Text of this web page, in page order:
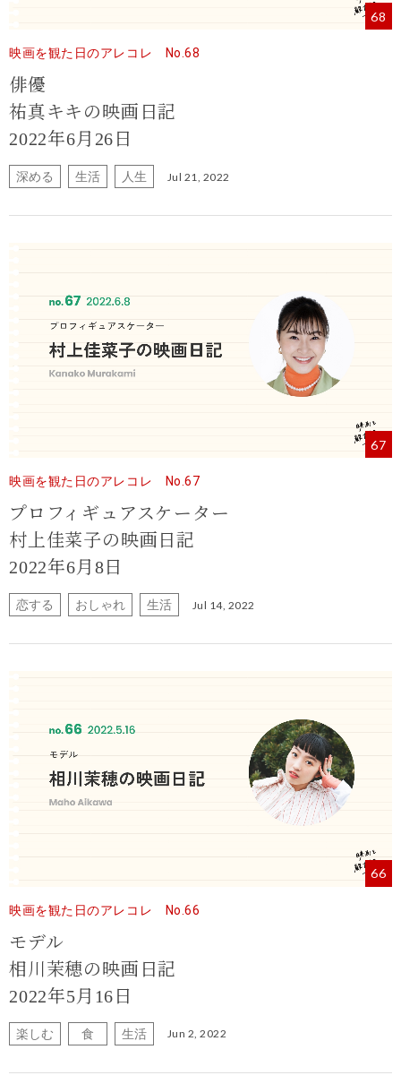
68
映画を観た日のアレコレ No.68
俳優
祐真キキの映画日記
2022年6月26日
深める 生活 人生 Jul 21, 2022
67
映画を観た日のアレコレ No.67
プロフィギュアスケーター
村上佳菜子の映画日記
2022年6月8日
恋する おしゃれ 生活 Jul 14, 2022
66
映画を観た日のアレコレ No.66
モデル
相川茉穂の映画日記
2022年5月16日
楽しむ 食 生活 Jun 2, 2022